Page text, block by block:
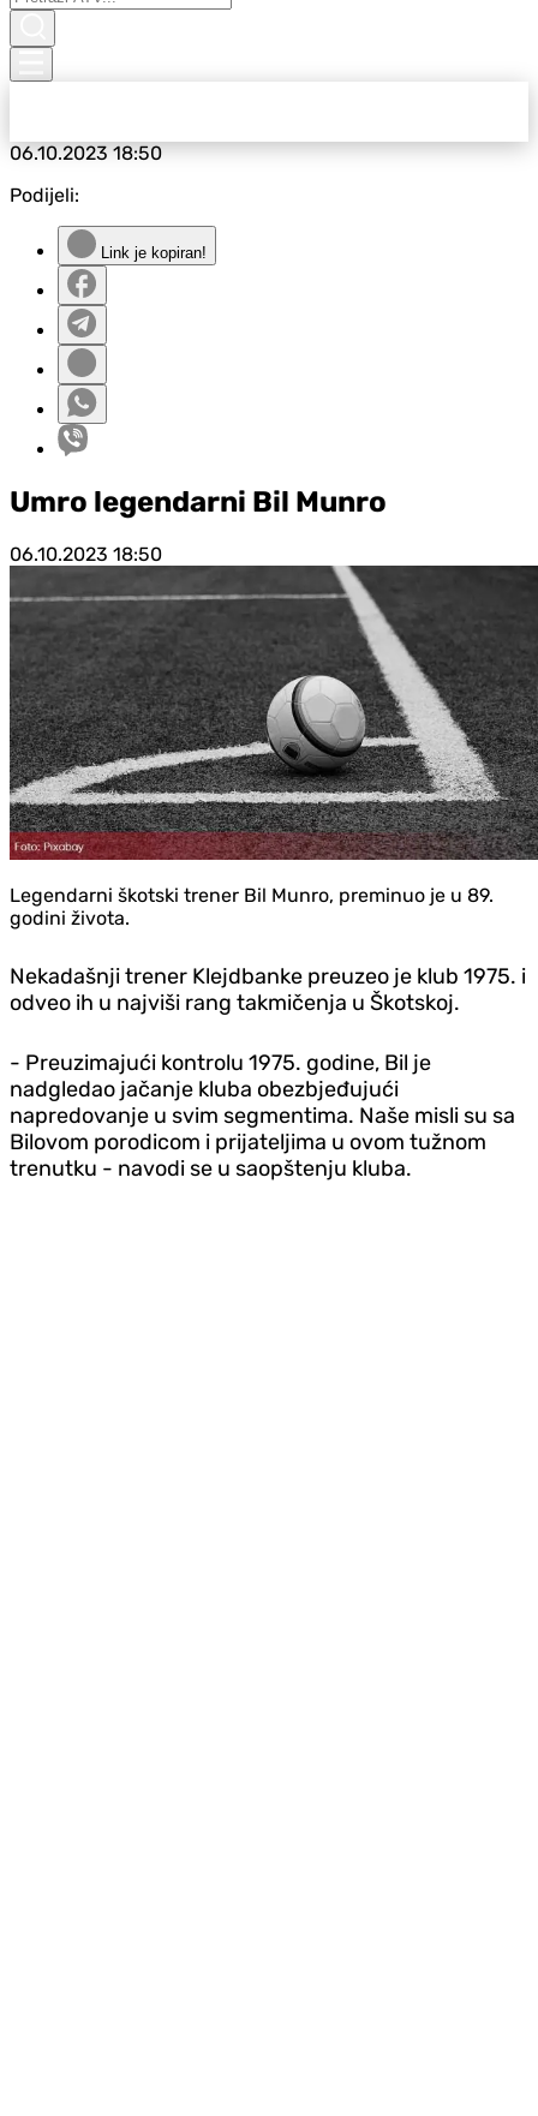
06.10.202318:50
Podijeli:
Link je kopiran!
Umro legendarni Bil Munro
06.10.2023 18:50
Legendarni škotski trener Bil Munro, preminuo je u 89.
godini života.
Nekadašnji trener Klejdbanke preuzeo je klub 1975. i
odveo ih u najviši rang takmičenja u Škotskoj.
- Preuzimajući kontrolu 1975. godine, Bil je
nadgledao jačanje kluba obezbjeđujući
napredovanje u svim segmentima. Naše misli su sa
Bilovom porodicom i prijateljima u ovom tužnom
trenutku - navodi se u saopštenju kluba.